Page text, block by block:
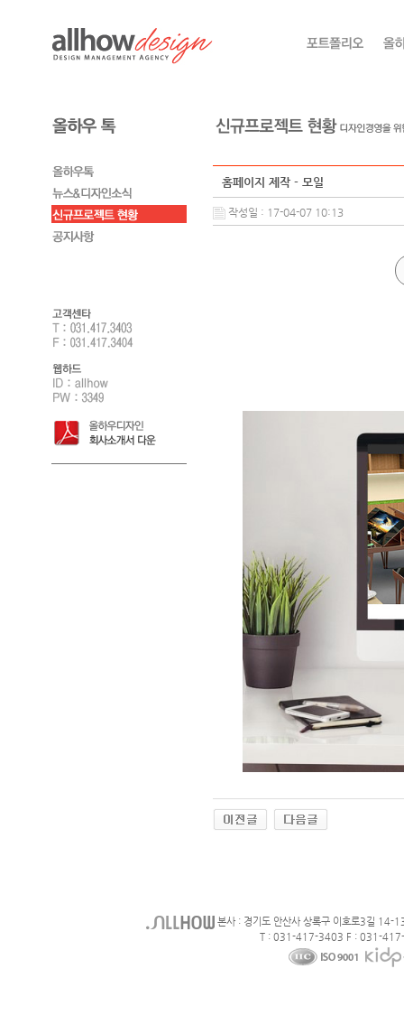
홈페이지 제작 - 모일
작성일 : 17-04-07 10:13
본사 : 경기도 안산사 상록구 이호로3길 14-
T : 031-417-3403 F : 031-